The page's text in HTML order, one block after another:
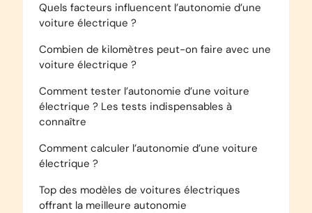
Quels facteurs influencent l’autonomie d’une
voiture électrique ?
Combien de kilomètres peut-on faire avec une
voiture électrique ?
Comment tester l’autonomie d’une voiture
électrique ? Les tests indispensables à
connaître
Comment calculer l’autonomie d’une voiture
électrique ?
Top des modèles de voitures électriques
offrant la meilleure autonomie